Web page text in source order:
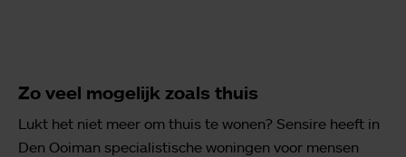
Zo veel mogelijk zoals thuis
Lukt het niet meer om thuis te wonen? Sensire heeft in
Den Ooiman specialistische woningen voor mensen